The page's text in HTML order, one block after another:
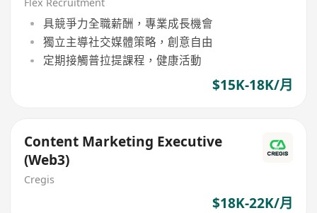
具競爭力全職薪酬，專業成長機會
獨立主導社交媒體策略，創意自由
定期接觸普拉提課程，健康活動
$15K-18K/月
Content Marketing Executive
(Web3)
Cregis
$18K-22K/月